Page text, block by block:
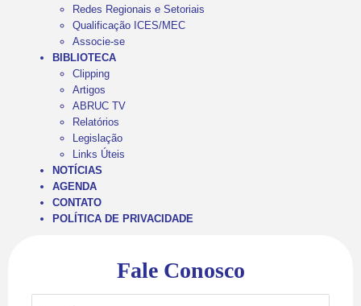
Redes Regionais e Setoriais
Qualificação ICES/MEC
Associe-se
BIBLIOTECA
Clipping
Artigos
ABRUC TV
Relatórios
Legislação
Links Úteis
NOTÍCIAS
AGENDA
CONTATO
POLÍTICA DE PRIVACIDADE
Fale Conosco